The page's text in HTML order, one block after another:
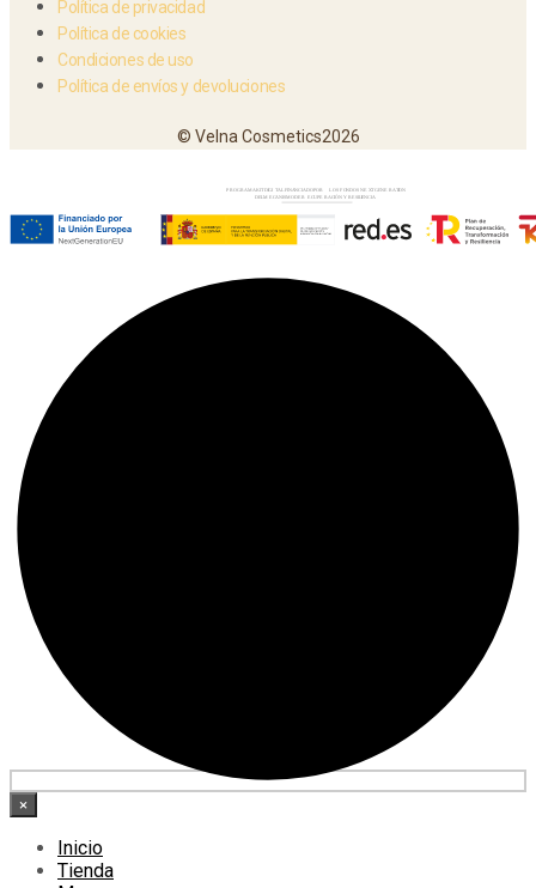
Política de privacidad
Política de cookies
Condiciones de uso
Política de envíos y devoluciones
© Velna Cosmetics2026
×
Inicio
Tienda